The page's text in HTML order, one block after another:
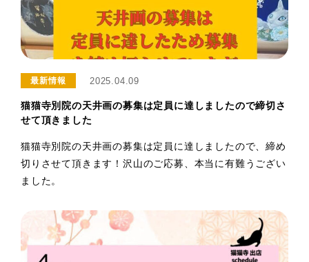
最新情報 2025.04.09
猫猫寺別院の天井画の募集は定員に達しましたので締切さ
せて頂きました
猫猫寺別院の天井画の募集は定員に達しましたので、締め
切りさせて頂きます！沢山のご応募、本当に有難うござい
ました。